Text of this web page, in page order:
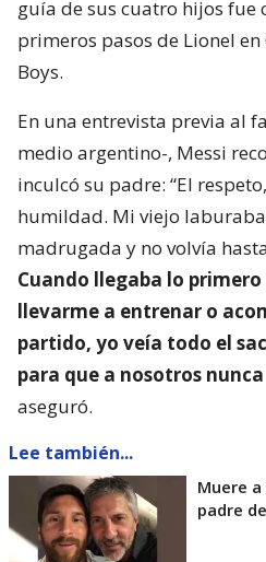
guía de sus cuatro hijos fue
primeros pasos de Lionel en
Boys.
En una entrevista previa al
medio argentino-, Messi
inculcó su padre: “El
humildad. Mi viejo
madrugada y no volvía
Cuando llegaba lo
llevarme a entrenar o
partido, yo veía todo el
para que a nosotros
aseguró.
Lee también...
Muere
padre